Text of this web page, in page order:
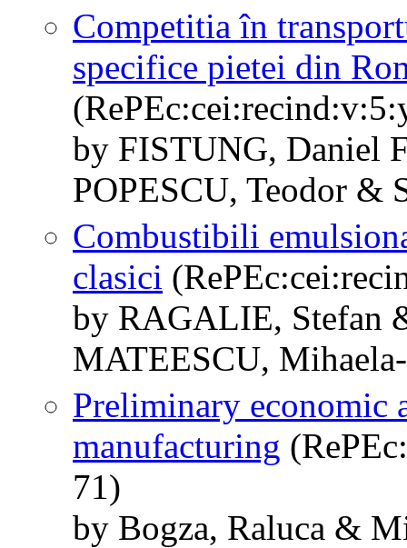
Competitia în
specifice pietei din
by FISTUNG, Daniel
POPESCU, Teodor &
Combustibili
clasici
by RAGALIE, Stefan
MATEESCU,
Preliminary economic
manufacturing
71)
by Bogza, Raluca &